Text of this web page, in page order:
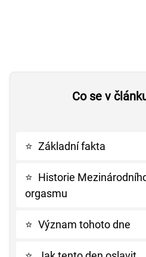
Co se v
⭐ Základní fakta
⭐ Historie
orgasmu
⭐ Význam tohoto dne